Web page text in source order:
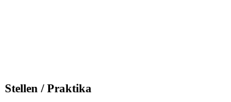
Stellen / Praktika